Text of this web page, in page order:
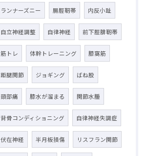
ランナーズニー 腸脛靭帯 内反小趾
自立神経調整 自律神経 前下脛腓靭帯
筋トレ 体幹トレーニング 膝窩筋
距腿関節 ジョギング ばね股
頸部痛 膝水が溜まる 関節水腫
背骨コンディショニング 自律神経失調症
伏在神経 半月板損傷 リスフラン関節